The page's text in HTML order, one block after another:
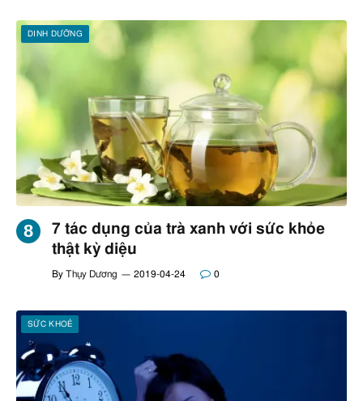
DINH DƯỠNG
7 tác dụng của trà xanh với sức khỏe
thật kỳ diệu
By Thụy Dương 2019-04-24 0
SỨC KHOẺ